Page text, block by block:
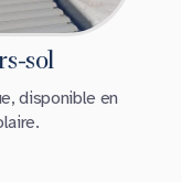
sol
disponible en